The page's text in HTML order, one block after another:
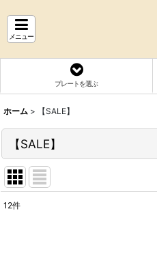
メニュー
プレートを選ぶ
ホーム > 【SALE】
【SALE】
12件